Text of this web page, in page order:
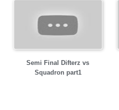
Semi Final Difterz vs
Squadron part1